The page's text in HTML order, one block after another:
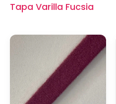
Tapa Varilla Fucsia